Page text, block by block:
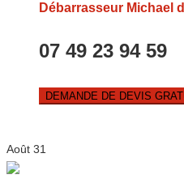
Débarrasseur Michael
07 49 23 94 59
DEMANDE DE DEVIS
Août 31